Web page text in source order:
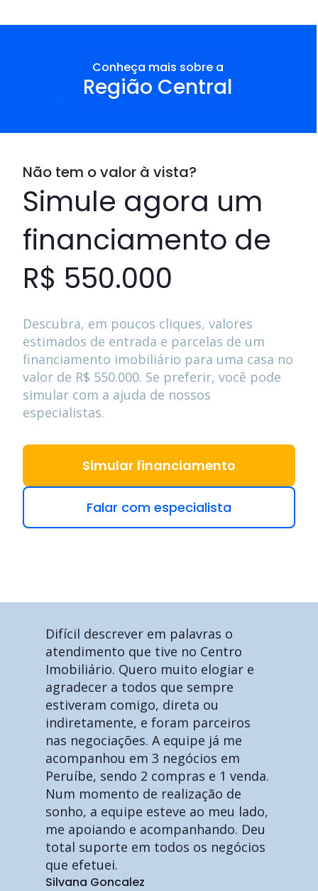
Conheça mais sobre a
Região Central
Não tem o valor à vista?
Simule agora um
financiamento de
R$ 550.000
Descubra, em poucos cliques, valores
estimados de entrada e parcelas de um
financiamento imobiliário para uma casa no
valor de R$ 550.000. Se preferir, você pode
simular com a ajuda de nossos
especialistas.
Simular financiamento
Falar com especialista
Difícil descrever em palavras o
atendimento que tive no Centro
Imobiliário. Quero muito elogiar e
agradecer a todos que sempre
estiveram comigo, direta ou
indiretamente, e foram parceiros
nas negociações. A equipe já me
acompanhou em 3 negócios em
Peruíbe, sendo 2 compras e 1 venda.
Num momento de realização de
sonho, a equipe esteve ao meu lado,
me apoiando e acompanhando. Deu
total suporte em todos os negócios
que efetuei.
Silvana Goncalez